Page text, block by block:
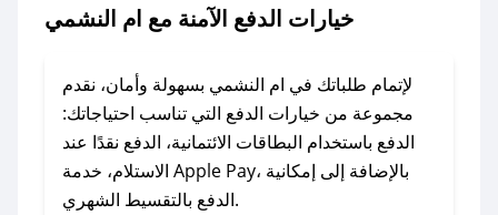
### ماذا أفعل إذا لم يعمل كود الخصم؟
الرسائل الخاصة على تويتر أو البريد الإلكتروني،
وسنقوم بحل المشكلة في أسرع وقت ممكن.
### ماذا أفعل إذا لم أجد كود خصم لمتجري
المفضل؟
خيارات الدفع الآمنة مع ام النشمي
لإتمام طلباتك في ام النشمي بسهولة وأمان، نقدم
مجموعة من خيارات الدفع التي تناسب احتياجاتك:
الدفع باستخدام البطاقات الائتمانية، الدفع نقدًا عند
الاستلام، خدمة Apple Pay، بالإضافة إلى إمكانية
الدفع بالتقسيط الشهري.